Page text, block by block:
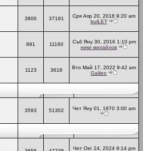
3800 37191
Сря Апр 20, 2016 9:20 am
bulLET
891 11160
Съб Яну 30, 2016 1:10 pm
ники михайлов
1123 3618
Вто Май 17, 2022 9:42 am
Galileo
3593 51302 Чет Яну 01, 1970 3:00 am
Чет Окт 24, 2024 9:14 pm